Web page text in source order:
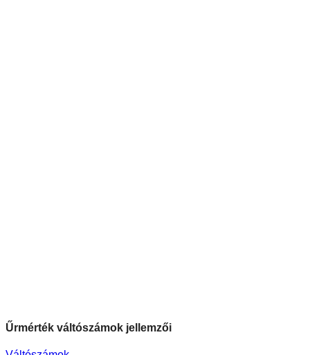
Űrmérték váltószámok jellemzői